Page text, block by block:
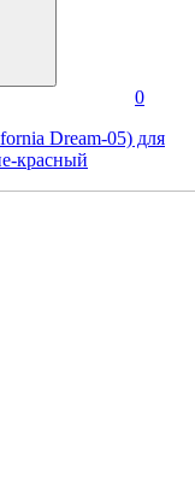
0
Dream-05) для
красный